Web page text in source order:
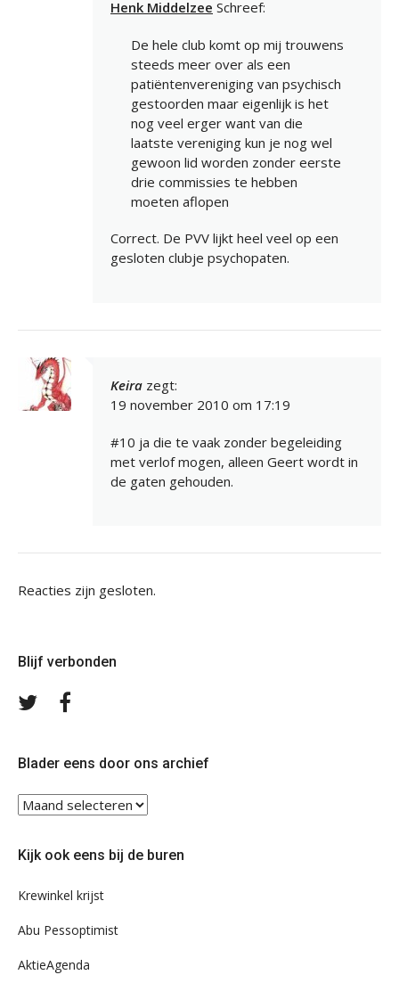
Henk Middelzee Schreef:
De hele club komt op mij trouwens
steeds meer over als een
patiëntenvereniging van psychisch
gestoorden maar eigenlijk is het
nog veel erger want van die
laatste vereniging kun je nog wel
gewoon lid worden zonder eerste
drie commissies te hebben
moeten aflopen
Correct. De PVV lijkt heel veel op een
gesloten clubje psychopaten.
Keira zegt:
19 november 2010 om 17:19
#10 ja die te vaak zonder begeleiding
met verlof mogen, alleen Geert wordt in
de gaten gehouden.
Reacties zijn gesloten.
Blijf verbonden
Volg
Blader eens door ons archief
Blader
eens
ons
Kijk ook eens bij de buren
Krewinkel krijst
Abu Pessoptimist
AktieAgenda